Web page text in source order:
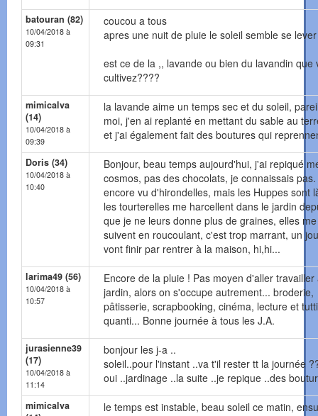
batouran (82)
10/04/2018 à
09:31
coucou a tous
apres une nuit de pluie le soleil semble se lever
est ce de la ,, lavande ou bien du lavandin que
cultivez????
mimicalva
(14)
10/04/2018 à
09:39
la lavande aime un temps sec et du soleil,
moi, j'en ai replanté en mettant du sable au
et j'ai également fait des boutures qui
Doris (34)
10/04/2018 à
10:40
Bonjour, beau temps aujourd'hui, j'ai repiqué
cosmos, pas des chocolats, je connaissais
encore vu d'hirondelles, mais les Huppes sont
les tourterelles me harcellent dans le jardin
que je ne leurs donne plus de graines, elles me
suivent en roucoulant, c'est trop marrant, un
vont finir par rentrer à la maison, hi,hi...
larima49 (56)
10/04/2018 à
10:57
Encore de la pluie ! Pas moyen d'aller travailler
jardin, alors on s'occupe autrement... broderie,
pâtisserie, scrapbooking, cinéma, lecture et tutti
quanti... Bonne journée à tous les J.A.
jurasienne39
(17)
10/04/2018 à
11:14
bonjour les j-a ..
soleil..pour l'instant ..va t'il rester tt la journée
oui ..jardinage ..la suite ..je repique ..des
mimicalva
le temps est instable, beau soleil ce matin,